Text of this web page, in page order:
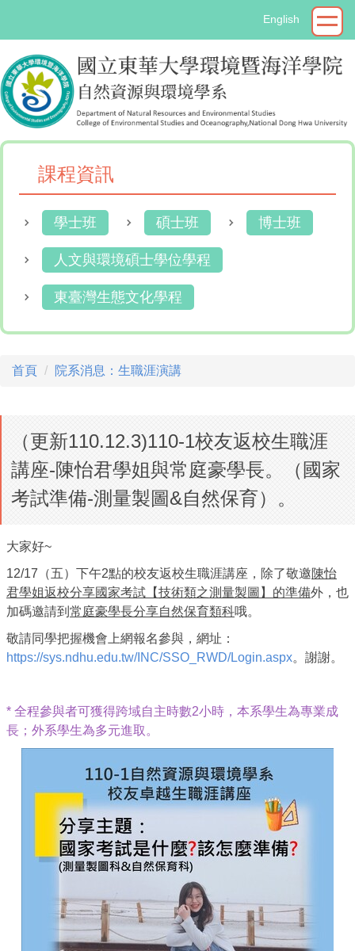
要
內
容
區
English
課程資訊
學士班 碩士班 博士班
人文與環境碩士學位學程
東臺灣生態文化學程
首頁 院系消息：生職涯演講
（更新110.12.3)110-1校友返校生職涯
講座-陳怡君學姐與常庭豪學長。（國家
考試準備-測量製圖&自然保育）。
大家好~
12/17（五）下午2點的校友返校生職涯講座，除了敬邀陳怡
君學姐返校分享國家考試【技術類之測量製圖】的準備外，也
加碼邀請到 常庭豪學長分享自然保育類科哦。
敬請同學把握機會上網報名參與，網址：
https://sys.ndhu.edu.tw/INC/SSO_RWD/Login.aspx。謝謝。
* 全程參與者可獲得跨域自主時數2小時，本系學生為專業成
長；外系學生為多元進取。